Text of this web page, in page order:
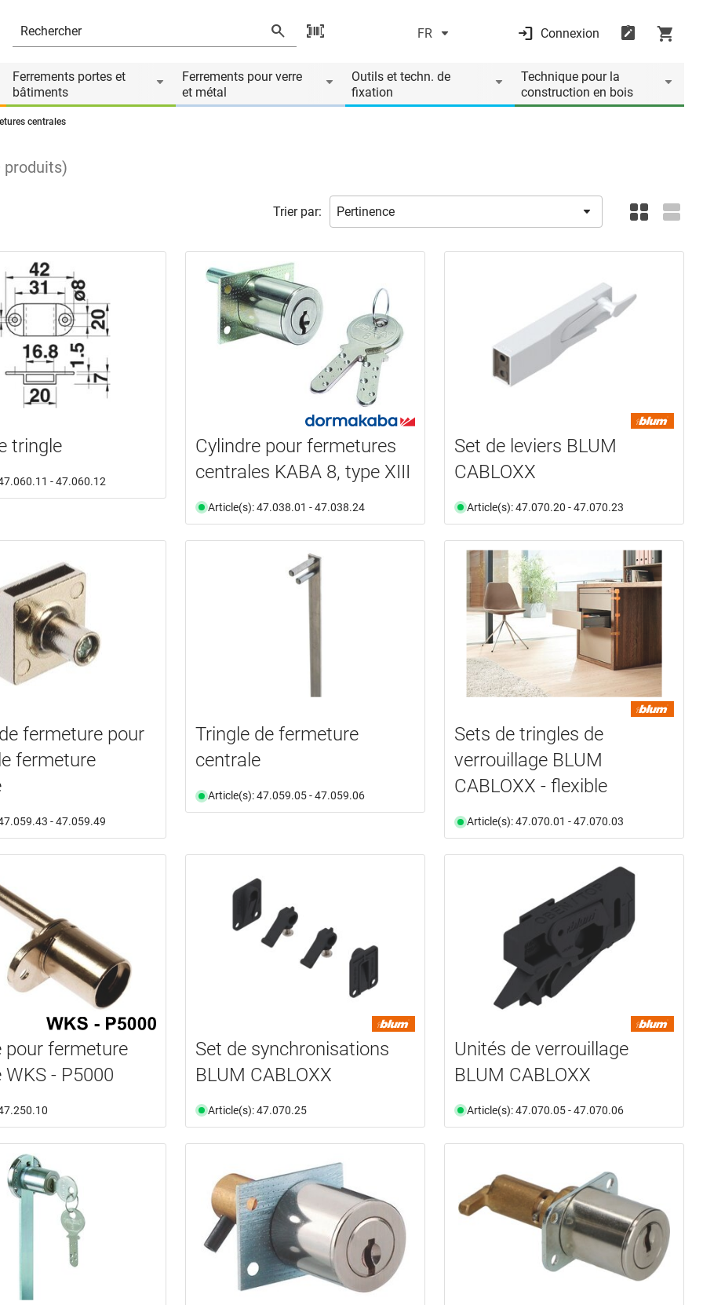
FR Connexion
Ferrements portes et
bâtiments
Ferrements pour verre
et métal
Outils et techn. de
fixation
Technique pour la
construction en bois
centrales
produits)
Trier par:
tringle
- 47.060.12
Cylindre pour fermetures
centrales KABA 8, type XIII
Article(s): 47.038.01 - 47.038.24
Set de leviers BLUM
CABLOXX
Article(s): 47.070.20 - 47.070.23
fermeture pour
fermeture
- 47.059.49
Tringle de fermeture
centrale
Article(s): 47.059.05 - 47.059.06
Sets de tringles de
verrouillage BLUM
CABLOXX - flexible
Article(s): 47.070.01 - 47.070.03
pour fermeture
WKS - P5000
Set de synchronisations
BLUM CABLOXX
Article(s): 47.070.25
Unités de verrouillage
BLUM CABLOXX
Article(s): 47.070.05 - 47.070.06